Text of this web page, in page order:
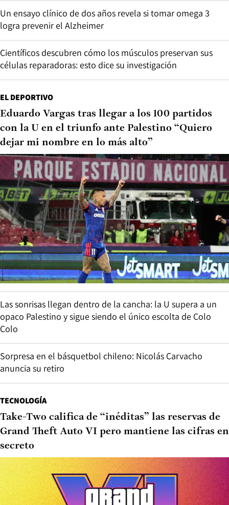
Un ensayo clínico de dos años revela si tomar omega 3
logra prevenir el Alzheimer
Científicos descubren cómo los músculos preservan sus
células reparadoras: esto dice su investigación
EL DEPORTIVO
Eduardo Vargas tras llegar a los 100 partidos
con la U en el triunfo ante Palestino “Quiero
dejar mi nombre en lo más alto”
Las sonrisas llegan dentro de la cancha: la U supera a un
opaco Palestino y sigue siendo el único escolta de Colo
Colo
Sorpresa en el básquetbol chileno: Nicolás Carvacho
anuncia su retiro
TECNOLOGÍA
Take-Two califica de “inéditas” las reservas de
Grand Theft Auto VI pero mantiene las cifras en
secreto